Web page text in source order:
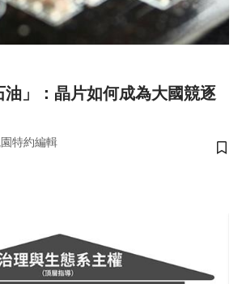
」：晶片如何成為大國競逐
特約編輯
儲